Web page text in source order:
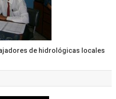
de hidrológicas locales